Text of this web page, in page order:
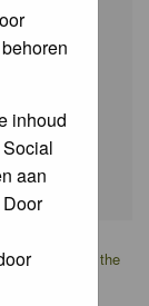
inhoud
aan
or search on the